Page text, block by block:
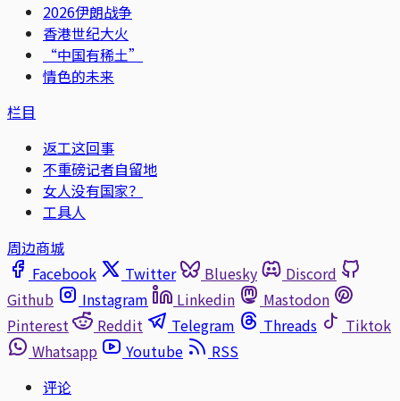
2026伊朗战争
香港世纪大火
“中国有稀土”
情色的未来
栏目
返工这回事
不重磅记者自留地
女人没有国家？
工具人
周边商城
Facebook
Twitter Bluesky
Discord
Github
Instagram Linkedin
Mastodon
Pinterest
Reddit Telegram Threads
Tiktok
Whatsapp
Youtube
RSS
评论